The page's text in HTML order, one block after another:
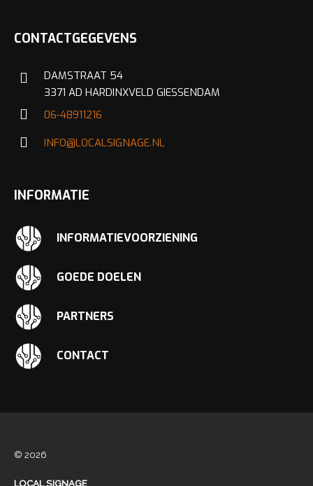
CONTACTGEGEVENS
DAMSTRAAT 54
3371 AD HARDINXVELD GIESSENDAM
06-48911216
INFO@LOCALSIGNAGE.NL
INFORMATIE
INFORMATIEVOORZIENING
GOEDE DOELEN
PARTNERS
CONTACT
© 2026
LOCAL SIGNAGE